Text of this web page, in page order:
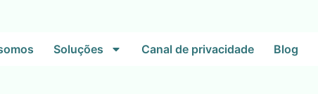
Soluções Canal de privacidade Blog